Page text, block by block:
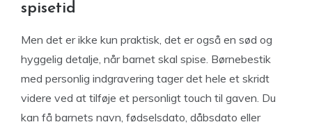
spisetid
Men det er ikke kun praktisk, det er også en sød og
hyggelig detalje, når barnet skal spise. Børnebestik
med personlig indgravering tager det hele et skridt
videre ved at tilføje et personligt touch til gaven. Du
kan få barnets navn, fødselsdato, dåbsdato eller